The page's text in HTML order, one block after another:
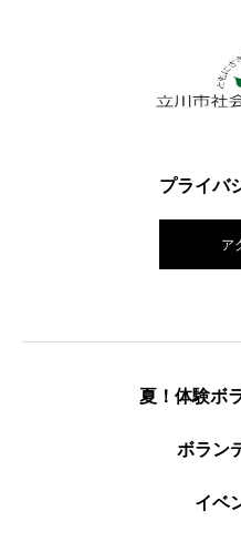
プライバ
ア
夏！体験ボ
ボラン
イベ